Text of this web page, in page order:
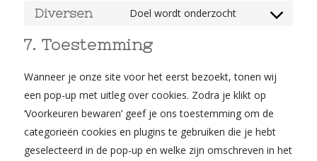
burst-
Diversen Doel wordt onderzocht
Consent
diversen
7. Toestemming
Wanneer je onze site voor het eerst bezoekt, tonen wij
een pop-up met uitleg over cookies. Zodra je klikt op
‘Voorkeuren bewaren’ geef je ons toestemming om de
categorieën cookies en plugins te gebruiken die je hebt
geselecteerd in de pop-up en welke zijn omschreven in het